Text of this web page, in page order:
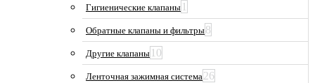
Гигиенические клапаны 1
Обратные клапаны и фильтры8
Другие клапаны 10
Ленточная зажимная система26